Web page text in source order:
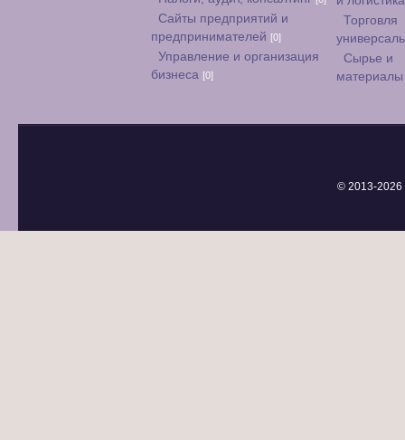
Сайты предприятий и
предпринимателей [0]
Управление и организация
бизнеса [0]
Торговля
Сырье и
© 2013-2026